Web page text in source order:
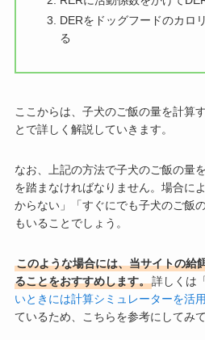
DERをドッグフードのカロ
る
ここからは、子犬のご飯の量を計算
とで詳しく解説していきます。
なお、上記の方法で子犬のご飯の量
を踏まなければなりません。場合に
からない」「すぐにでも子犬のご飯
もいることでしょう。
このような場合には、当サイトの給
ることをおすすめします。詳しくは
いときには計算シミュレーターを活
ているため、こちらを参考にしてみて